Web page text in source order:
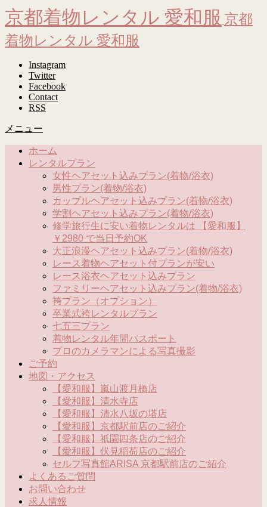
京都着物レンタル 愛和服 京都
着物レンタル 愛和服
Instagram
Twitter
Facebook
Contact
RSS
メニュー
ホーム
レンタルプラン
女性ヘアセット込みプラン(着物/浴衣)
男性プラン(着物/浴衣)
カップルヘアセット込みプラン(着物/浴衣)
学割ヘアセット込みプラン(着物/浴衣)
修学旅行生に安い着物レンタルは 【愛和服】
￥2980 で当日予約OK
大正浪漫ヘアセット込みプラン(着物/浴衣)
レース着物ヘアセット付プランが安い
レース浴衣ヘアセット込みプラン
ファミリーヘアセット込みプラン(着物/浴衣)
袴プラン（オプション）
卒業式袴レンタルプラン
七五三プラン
着物レンタル年間パスポート
プロのカメラマンによる写真撮影
ご予約
地図・アクセス
【愛和服】嵐山渡月橋店
【愛和服】清水寺店
【愛和服】清水八坂の塔店
【愛和服】京都駅前店のご紹介
【愛和服】祇園四条店のご紹介
【愛和服】伏見稲荷店のご紹介
セルフ写真館ARISA 京都駅前店のご紹介
よくあるご質問
お問い合わせ
求人情報